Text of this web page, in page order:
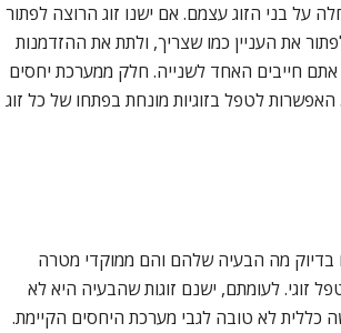
על בני הזוג עצמם. אם ישנו זוג הרוצה לפתור
את העניין כמו שצריך, ולתת את ההזדמנות
חייבים האחד לשנייה. חלק ממערכת יחסים
לטפל בזוגיות מונחת בפתחו של כל זוג
בדיוק מה הבעיה שלהם והם ממוקדי מטרה
זוגי. לעומתם, ישנם זוגות שהבעיה היא לא
כללית לא טובה לגבי מערכת היחסים הקיימת.